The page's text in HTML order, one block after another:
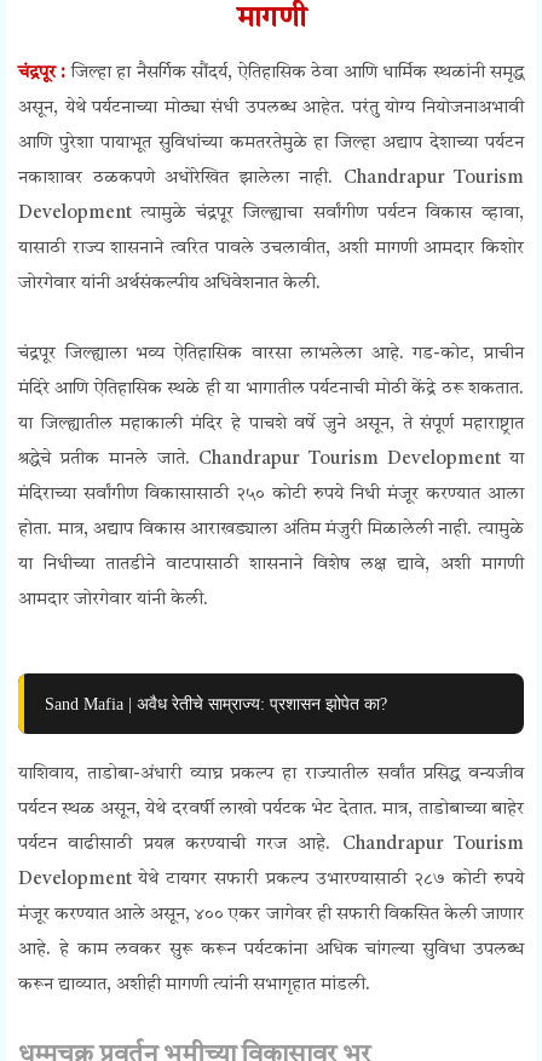
मागणी
चंद्रपूर : जिल्हा हा नैसर्गिक सौंदर्य, ऐतिहासिक ठेवा आणि धार्मिक स्थळांनी समृद्ध
असून, येथे पर्यटनाच्या मोठ्या संधी उपलब्ध आहेत. परंतु योग्य नियोजनाअभावी
आणि पुरेशा पायाभूत सुविधांच्या कमतरतेमुळे हा जिल्हा अद्याप देशाच्या पर्यटन
नकाशावर ठळकपणे अधोरेखित झालेला नाही. Chandrapur Tourism
Development त्यामुळे चंद्रपूर जिल्ह्याचा सर्वांगीण पर्यटन विकास व्हावा,
यासाठी राज्य शासनाने त्वरित पावले उचलावीत, अशी मागणी आमदार किशोर
जोरगेवार यांनी अर्थसंकल्पीय अधिवेशनात केली.
चंद्रपूर जिल्ह्याला भव्य ऐतिहासिक वारसा लाभलेला आहे. गड-कोट, प्राचीन
मंदिरे आणि ऐतिहासिक स्थळे ही या भागातील पर्यटनाची मोठी केंद्रे ठरू शकतात.
या जिल्ह्यातील महाकाली मंदिर हे पाचशे वर्षे जुने असून, ते संपूर्ण महाराष्ट्रात
श्रद्धेचे प्रतीक मानले जाते. Chandrapur Tourism Development या
मंदिराच्या सर्वांगीण विकासासाठी २५० कोटी रुपये निधी मंजूर करण्यात आला
होता. मात्र, अद्याप विकास आराखड्याला अंतिम मंजुरी मिळालेली नाही. त्यामुळे
या निधीच्या तातडीने वाटपासाठी शासनाने विशेष लक्ष द्यावे, अशी मागणी
आमदार जोरगेवार यांनी केली.
Sand Mafia | अवैध रेतीचे साम्राज्य: प्रशासन झोपेत का?
याशिवाय, ताडोबा-अंधारी व्याघ्र प्रकल्प हा राज्यातील सर्वांत प्रसिद्ध वन्यजीव
पर्यटन स्थळ असून, येथे दरवर्षी लाखो पर्यटक भेट देतात. मात्र, ताडोबाच्या बाहेर
पर्यटन वाढीसाठी प्रयत्न करण्याची गरज आहे. Chandrapur Tourism
Development येथे टायगर सफारी प्रकल्प उभारण्यासाठी २८७ कोटी रुपये
मंजूर करण्यात आले असून, ४०० एकर जागेवर ही सफारी विकसित केली जाणार
आहे. हे काम लवकर सुरू करून पर्यटकांना अधिक चांगल्या सुविधा उपलब्ध
करून द्याव्यात, अशीही मागणी त्यांनी सभागृहात मांडली.
धम्मचक्र प्रवर्तन भूमीच्या विकासावर भर